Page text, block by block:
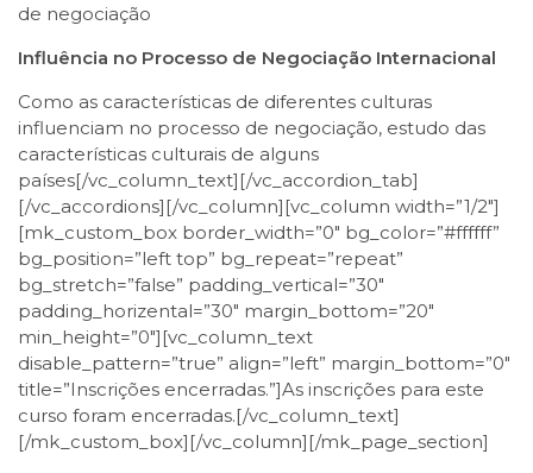
de negociação
Influência no Processo de Negociação Internacional
Como as características de diferentes culturas
influenciam no processo de negociação, estudo das
características culturais de alguns
países[/vc_column_text][/vc_accordion_tab]
[/vc_accordions][/vc_column][vc_column width=”1/2″]
[mk_custom_box border_width=”0″ bg_color=”#ffffff”
bg_position=”left top” bg_repeat=”repeat”
bg_stretch=”false” padding_vertical=”30″
padding_horizental=”30″ margin_bottom=”20″
min_height=”0″][vc_column_text
disable_pattern=”true” align=”left” margin_bottom=”0″
title=”Inscrições encerradas.”]As inscrições para este
curso foram encerradas.[/vc_column_text]
[/mk_custom_box][/vc_column][/mk_page_section]